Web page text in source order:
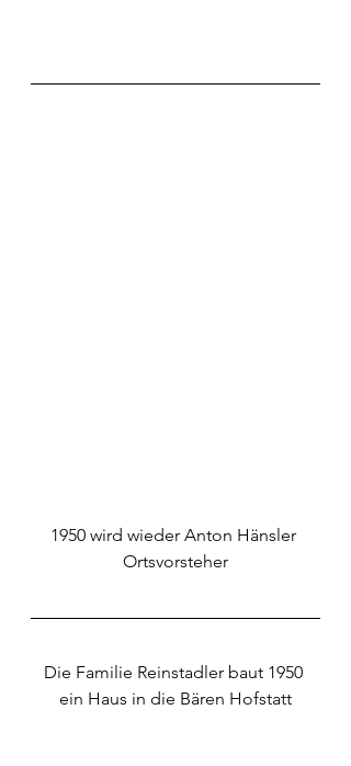
1950 wird wieder Anton Hänsler
Ortsvorsteher
Die Familie Reinstadler baut 1950
ein Haus in die Bären Hofstatt